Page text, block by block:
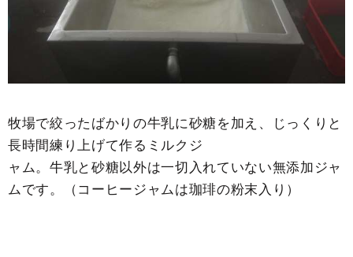
牧場で絞ったばかりの牛乳に砂糖を加え、じっくりと
長時間練り上げて作るミルクジ
ャム。牛乳と砂糖以外は一切入れていない無添加ジャ
ムです。（コーヒージャムは珈琲の粉末入り）